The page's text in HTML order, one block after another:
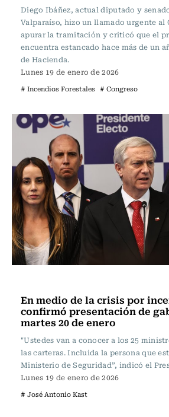
Diego Ibáñez, actual diputado y
Valparaíso, hizo un llamado urgente al
apurar la tramitación y criticó que el
encuentra estancado hace más de un
de Hacienda.
Lunes 19 de enero de 2026
# Incendios Forestales # Congreso
En medio de la crisis por
confirmó presentación de
martes 20 de enero
"Ustedes van a conocer a los 25
las carteras. Incluida la persona que
Ministerio de Seguridad”, indicó el
Lunes 19 de enero de 2026
# José Antonio Kast